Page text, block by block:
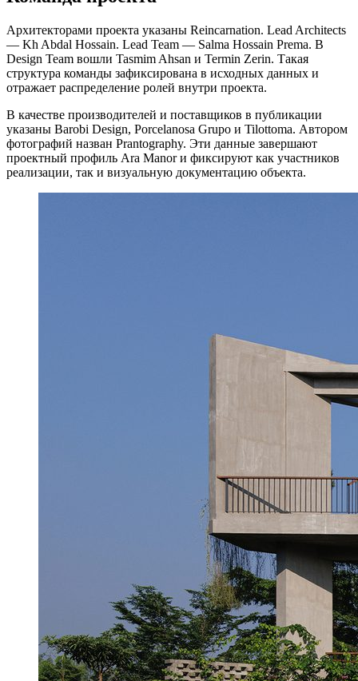
Архитекторами проекта указаны Reincarnation. Lead Architects
— Kh Abdal Hossain. Lead Team — Salma Hossain Prema. В
Design Team вошли Tasmim Ahsan и Termin Zerin. Такая
структура команды зафиксирована в исходных данных и
отражает распределение ролей внутри проекта.
В качестве производителей и поставщиков в публикации
указаны Barobi Design, Porcelanosa Grupo и Tilottoma. Автором
фотографий назван Prantography. Эти данные завершают
проектный профиль Ara Manor и фиксируют как участников
реализации, так и визуальную документацию объекта.